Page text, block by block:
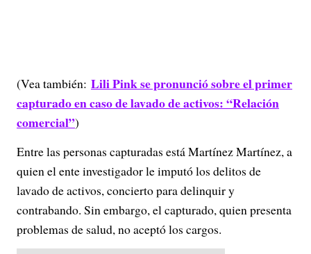
(Vea también: Lili Pink se pronunció sobre el primer
capturado en caso de lavado de activos: “Relación
comercial”)
Entre las personas capturadas está Martínez Martínez, a
quien el ente investigador le imputó los delitos de
lavado de activos, concierto para delinquir y
contrabando. Sin embargo, el capturado, quien presenta
problemas de salud, no aceptó los cargos.